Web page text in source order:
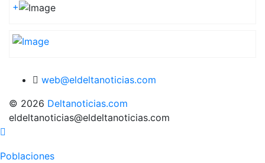
+
web@eldeltanoticias.com
© 2026 Deltanoticias.com
eldeltanoticias@eldeltanoticias.com
Poblaciones